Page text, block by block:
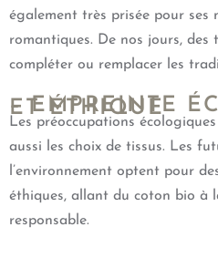
également très prisée pour ses
romantiques. De nos jours, des
compléter ou remplacer les
– EMPREINTE
ET ÉTHIQUE
Les préoccupations
aussi les choix de tissus. Les
l’environnement optent pour
éthiques, allant du coton bio à
responsable.